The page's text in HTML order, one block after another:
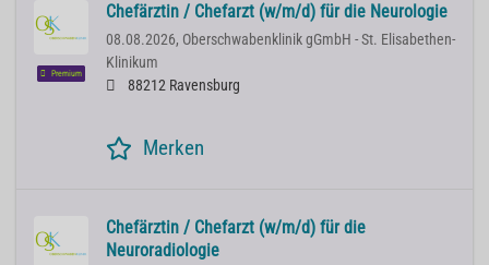
Premium
Chefärztin / Chefarzt (w/m/d) für die Neurologie
08.08.2026, Oberschwabenklinik gGmbH - St. Elisabethen-
Klinikum
88212 Ravensburg
Merken
Chefärztin / Chefarzt (w/m/d) für die
Neuroradiologie